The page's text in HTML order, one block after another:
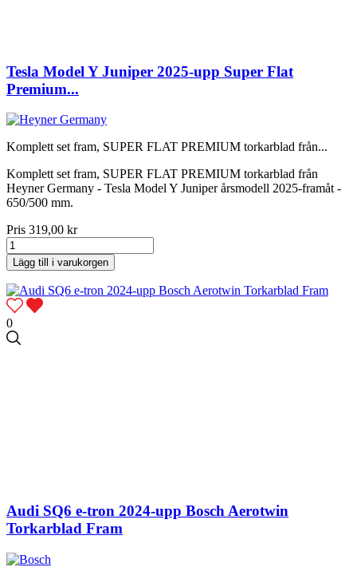
Tesla Model Y Juniper 2025-upp Super Flat
Premium...
Komplett set fram, SUPER FLAT PREMIUM torkarblad från...
Komplett set fram, SUPER FLAT PREMIUM torkarblad från
Heyner Germany - Tesla Model Y Juniper årsmodell 2025-framåt -
650/500 mm.
Pris 319,00 kr
Lägg till i varukorgen
0
Audi SQ6 e-tron 2024-upp Bosch Aerotwin
Torkarblad Fram